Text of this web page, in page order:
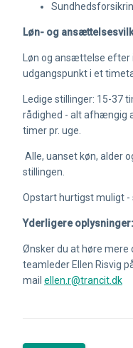
Løn- og
Løn og ansættelse
udgangspunkt i et
Ledige stillinger: 15-37
rådighed - alt afhængig
timer pr. uge.
Alle, uanset køn, alder
stillingen.
Opstart hurtigst muligt -
Yderligere oplysninger:
Ønsker du at høre mere
teamleder Ellen Risvig
mail ellen.r@trancit.dk